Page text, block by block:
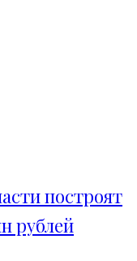
построят
рублей